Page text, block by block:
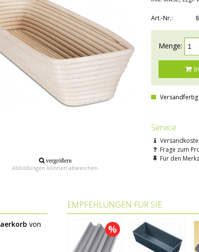
vergrößern
Abbildungen können abweichen
Art.-Nr.:
Menge:
Service
Frage zum
Für den
von
EMPFEHLUNGEN FÜR SIE
%